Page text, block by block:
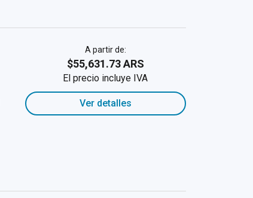
A partir de:
$55,631.73 ARS
El precio incluye IVA
Ver detalles